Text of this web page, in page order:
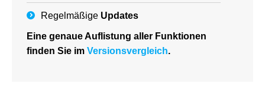
Regelmäßige Updates
Eine genaue Auflistung aller Funktionen
finden Sie im Versionsvergleich.